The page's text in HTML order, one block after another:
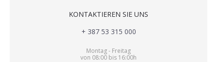
KONTAKTIEREN SIE UNS
+ 387 53 315 000
Montag - Freitag
von 08:00 bis 16:00h